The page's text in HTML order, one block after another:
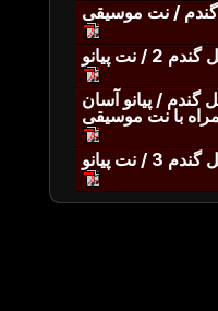
/ نت موسیقی
2 / نت پیانو
گندم / پیانو آسان
با نت موسیقی
3 / نت پیانو